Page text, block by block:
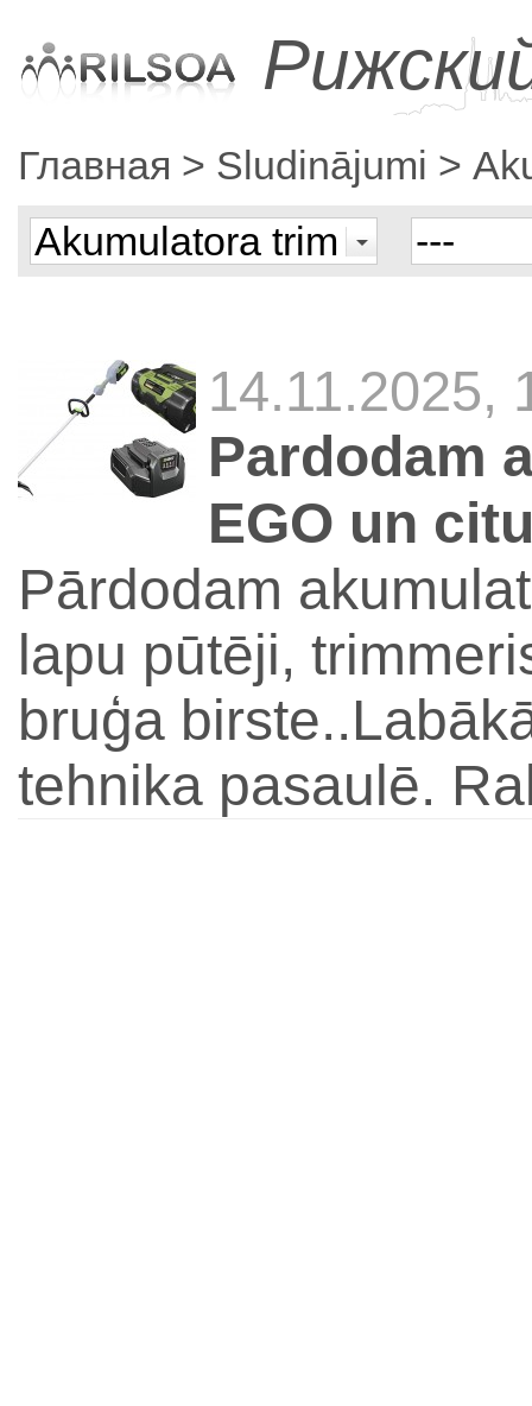
Главная Sludinājumi
14.11.2025,
Pardodam
EGO un
Pārdodam
lapu pūtēji,
bruģa
tehnika pasaulē.